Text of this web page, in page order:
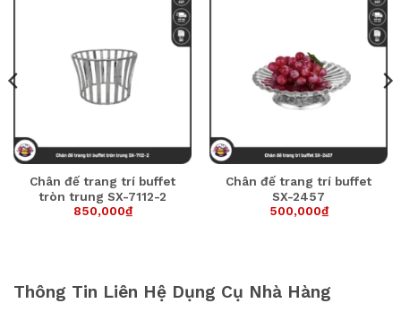
Chân đế trang trí buffet
tròn trung SX-7112-2
850,000₫
Chân đế trang trí buffet
SX-2457
500,000₫
Thông Tin Liên Hệ Dụng Cụ Nhà Hàng